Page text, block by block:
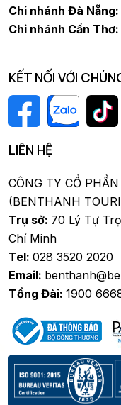
Chi nhánh Đà Nẵng:
Chi nhánh Cần Thơ:
KẾT NỐI VỚI
LIÊN HỆ
CÔNG TY CỔ
(BENTHANH
Trụ sở: 70 Lý Tự
Chí Minh
Tel: 028 3520 2020
Email:
Tổng Đài: 1900